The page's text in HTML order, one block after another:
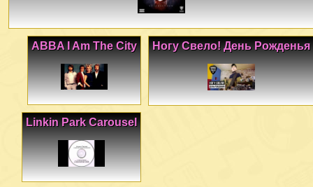
Ногу Свело! День Рожденья
ABBA I Am The City
Linkin Park Carousel